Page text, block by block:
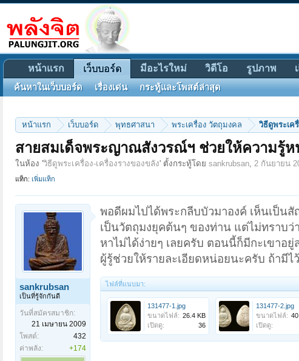
หน้าแรก เว็บบอร์ด พุทธศาสนา พระเครื่อง วัตถุมงคล วิธีดูพระเค
สายสมเด็จพระญาณสังวรณ์ฯ ช่วยให้ความรู้ห
ในห้อง 'วิธีดูพระเครื่อง-เครื่องรางของขลัง' ตั้งกระทู้โดย sankrubsan, 2 กันยายน
แท็ก: เพิ่มแท็ก
sankrubsan
เป็นที่รู้จักกันดี
วันที่สมัครสมาชิก:
21 เมษายน 2009
โพสต์:
432
ค่าพลัง:
+174
พอดีผมไปได้พระกลีบบัวมาองค์ เห็นเป็
เป็นวัตถุมงยุคต้นๆ ของท่าน แต่ไม่ทราบว่
หาไม่ได้ง่ายๆ เลยครับ ตอนนี้ก็มีกะเขาอ
ผู้รู้ช่วยให้รายละเอียดหน่อยนะครับ ถ้ามี
ไฟล์ที่แนบมา:
131477-1.jpg
ขนาดไฟล์: 26.4 KB
เปิดดู:
36
131477-2.jpg
ขนาดไฟล์:
เปิดดู:
หน้าแรก เว็บบอร์ด
ค้นหาในเว็บบอร์ด เรื่องเด่น กระทู้และโพสต์ล่าสุด
มีอะไรใหม่ วิดีโอ รูปภาพ